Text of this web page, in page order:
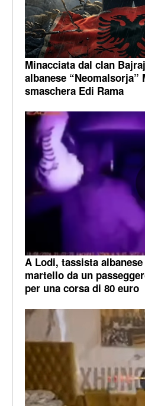
Minacciata dal clan
albanese “Neomalsorja”
smaschera Edi Rama
A Lodi, tassista
martello da un
per una corsa di 80 euro